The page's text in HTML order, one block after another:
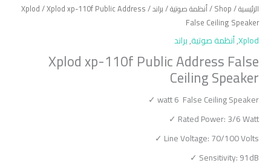
الرئيسية/
Shop
/أنظمة صوتية/براند/
Xplod/ Xplod xp-110f Public Address
False Ceiling Speaker
Xplod
,أنظمة صوتية,براند
Xplod xp-110f Public Address False
Ceiling Speaker
watt 6 False Ceiling Speaker ✓
Rated Power: 3/6 Watt ✓
Line Voltage: 70/100 Volts ✓
Sensitivity: 91dB ✓